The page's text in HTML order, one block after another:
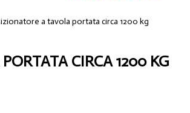
a tavola portata circa 1200 kg
CIRCA 1200 KG